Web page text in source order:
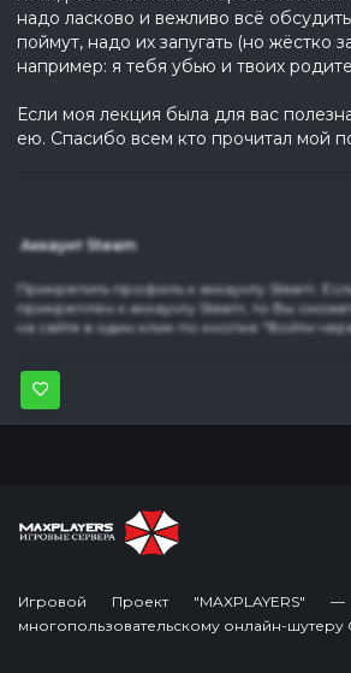
надо ласково и вежливо всё
поймут, надо их запугать (но жёстко
например: я тебя убью и твоих
Если моя лекция была для вас
ею. Спасибо всем кто прочитал мой
Аккаунт Steam
Прикрепить профиль к аккаунту Steam.
прикреплен к аккаунту Steam, то Вы
на сайте в один клик по кнопке "Войти
Игровой Проект
многопользовательскому онлайн-шутеру